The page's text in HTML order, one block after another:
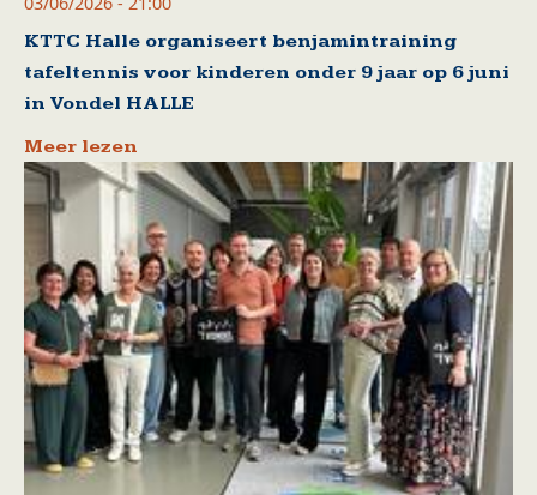
KTTC Halle organiseert benjamintraining
tafeltennis voor kinderen onder 9 jaar op 6 juni
in Vondel HALLE
Meer lezen